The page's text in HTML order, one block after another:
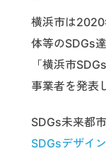
横浜市は2020
体等のSDGs
「横浜市
事業者を発表
SDGs未来都
SDGsデザイ